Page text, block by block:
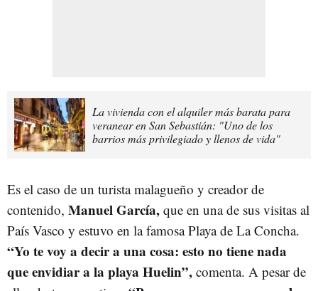
La vivienda con el alquiler más barata para
veranear en San Sebastián: "Uno de los
barrios más privilegiado y llenos de vida"
Es el caso de un turista malagueño y creador de
contenido, Manuel García, que en una de sus visitas al
País Vasco y estuvo en la famosa Playa de La Concha.
“Yo te voy a decir a una cosa: esto no tiene nada
que envidiar a la playa Huelin”, comenta. A pesar de